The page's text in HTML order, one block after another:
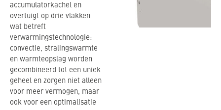
accumulatorkachel en
overtuigt op drie vlakken
wat betreft
verwarmingstechnologie:
convectie, stralingswarmte
en warmteopslag worden
gecombineerd tot een uniek
geheel en zorgen niet alleen
voor meer vermogen, maar
ook voor een optimalisatie